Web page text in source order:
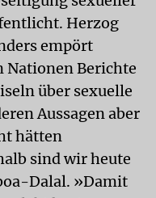
Herzog
empört
Nationen Berichte
über sexuelle
Aussagen aber
hätten
sind wir heute
Dalal. »Damit